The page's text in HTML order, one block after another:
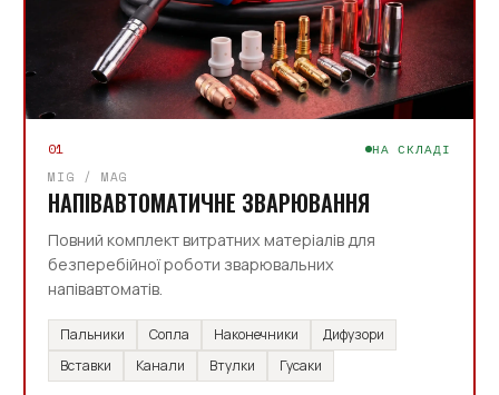
01
НА СКЛАДІ
MIG / MAG
НАПІВАВТОМАТИЧНЕ ЗВАРЮВАННЯ
Повний комплект витратних матеріалів для
безперебійної роботи зварювальних
напівавтоматів.
Пальники Сопла Наконечники
Дифузори
Вставки
Канали Втулки Гусаки